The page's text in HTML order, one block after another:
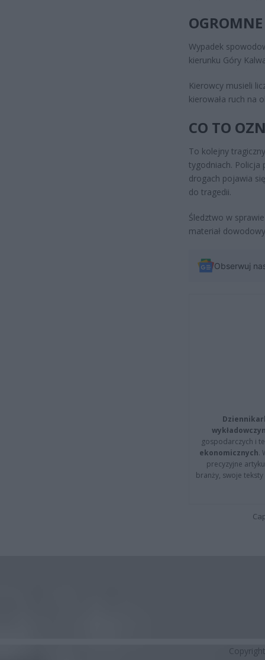
Wypadek
kierunku Góry
Kierowcy musieli
kierowała ruch na
CO TO
To kolejny
tygodniach. Policja
drogach pojawia
do tragedii.
Śledztwo w
materiał
Obserwuj
gospodarczych i
ekonomicznych.
precyzyjne
branży, swoje